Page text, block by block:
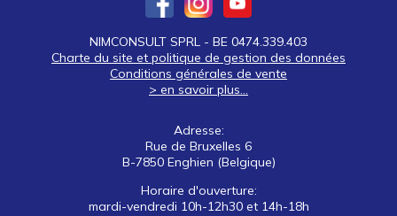
NIMCONSULT SPRL - BE 0474.339.403
Charte du site et politique de gestion des données
Conditions générales de vente
> en savoir plus...
Adresse:
Rue de Bruxelles 6
B-7850 Enghien (Belgique)
Horaire d'ouverture:
mardi-vendredi 10h-12h30 et 14h-18h